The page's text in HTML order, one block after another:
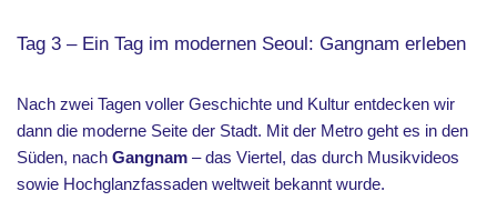
Tag 3 – Ein Tag im modernen Seoul: Gangnam erleben
Nach zwei Tagen voller Geschichte und Kultur entdecken wir
dann die moderne Seite der Stadt. Mit der Metro geht es in den
Süden, nach Gangnam – das Viertel, das durch Musikvideos
sowie Hochglanzfassaden weltweit bekannt wurde.